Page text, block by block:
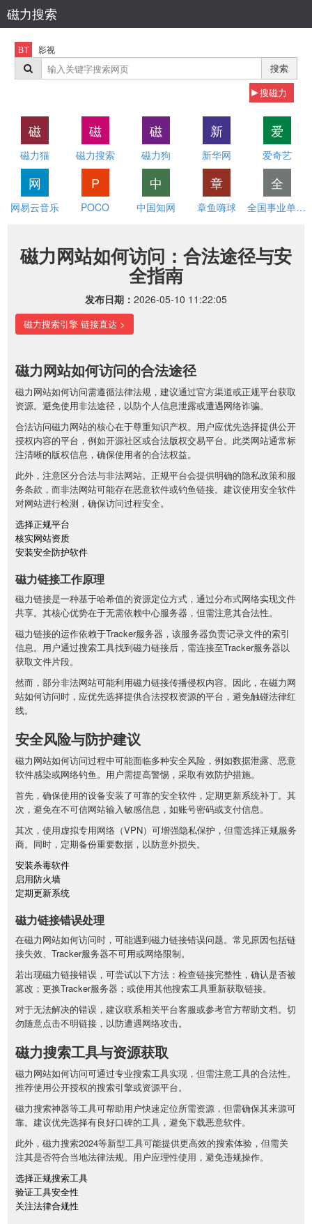
磁力搜索
BT 影视
搜索
搜磁力
磁
磁力猫
磁
磁力搜索
磁
磁力狗
新
新华网
爱
爱奇艺
网
网易云音乐
P
POCO
中
中国知网
章
章鱼嗨球
全
全国事业单位招聘网
磁力网站如何访问：合法途径与安
全指南
发布日期： 2026-05-10 11:22:05
磁力搜索引擎 链接直达 >
磁力网站如何访问的合法途径
磁力网站如何访问需遵循法律法规，建议通过官方渠道或正规平台获取
资源。避免使用非法途径，以防个人信息泄露或遭遇网络诈骗。
合法访问磁力网站的核心在于尊重知识产权。用户应优先选择提供公开
授权内容的平台，例如开源社区或合法版权交易平台。此类网站通常标
注清晰的版权信息，确保使用者的合法权益。
此外，注意区分合法与非法网站。正规平台会提供明确的隐私政策和服
务条款，而非法网站可能存在恶意软件或钓鱼链接。建议使用安全软件
对网站进行检测，确保访问过程安全。
选择正规平台
核实网站资质
安装安全防护软件
磁力链接工作原理
磁力链接是一种基于哈希值的资源定位方式，通过分布式网络实现文件
共享。其核心优势在于无需依赖中心服务器，但需注意其合法性。
磁力链接的运作依赖于Tracker服务器，该服务器负责记录文件的索引
信息。用户通过搜索工具找到磁力链接后，需连接至Tracker服务器以
获取文件片段。
然而，部分非法网站可能利用磁力链接传播侵权内容。因此，在磁力网
站如何访问时，应优先选择提供合法授权资源的平台，避免触碰法律红
线。
安全风险与防护建议
磁力网站如何访问过程中可能面临多种安全风险，例如数据泄露、恶意
软件感染或网络钓鱼。用户需提高警惕，采取有效防护措施。
首先，确保使用的设备安装了可靠的安全软件，定期更新系统补丁。其
次，避免在不可信网站输入敏感信息，如账号密码或支付信息。
其次，使用虚拟专用网络（VPN）可增强隐私保护，但需选择正规服务
商。同时，定期备份重要数据，以防意外损失。
安装杀毒软件
启用防火墙
定期更新系统
磁力链接错误处理
在磁力网站如何访问时，可能遇到磁力链接错误问题。常见原因包括链
接失效、Tracker服务器不可用或网络限制。
若出现磁力链接错误，可尝试以下方法：检查链接完整性，确认是否被
篡改；更换Tracker服务器；或使用其他搜索工具重新获取链接。
对于无法解决的错误，建议联系相关平台客服或参考官方帮助文档。切
勿随意点击不明链接，以防遭遇网络攻击。
磁力搜索工具与资源获取
磁力网站如何访问可通过专业搜索工具实现，但需注意工具的合法性。
推荐使用公开授权的搜索引擎或资源平台。
磁力搜索神器等工具可帮助用户快速定位所需资源，但需确保其来源可
靠。建议优先选择有良好口碑的工具，避免下载恶意软件。
此外，磁力搜索2024等新型工具可能提供更高效的搜索体验，但需关
注其是否符合当地法律法规。用户应理性使用，避免违规操作。
选择正规搜索工具
验证工具安全性
关注法律合规性